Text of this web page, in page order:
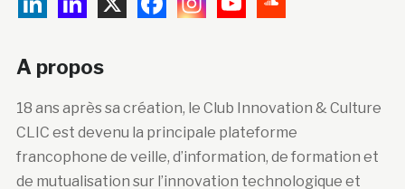
A propos
18 ans après sa création, le Club Innovation & Culture
CLIC est devenu la principale plateforme
francophone de veille, d’information, de formation et
de mutualisation sur l’innovation technologique et